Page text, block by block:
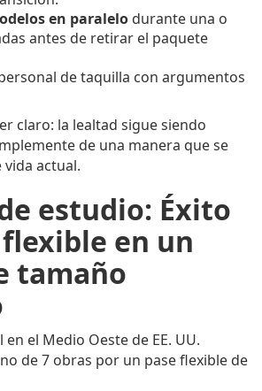
en paralelo durante una o
antes de retirar el paquete
de taquilla con argumentos
claro: la lealtad sigue siendo
de una manera que se
actual.
estudio: Éxito
en un
tamaño
el Medio Oeste de EE. UU.
de 7 obras por un pase flexible de